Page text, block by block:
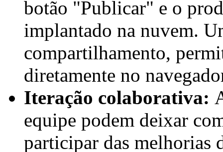
botão "Publicar" e o
implantado na nuvem.
compartilhamento,
diretamente no
Iteração colaborativa:
equipe podem deixar
participar das melhorias